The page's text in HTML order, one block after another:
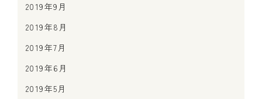
2019年9月
2019年8月
2019年7月
2019年6月
2019年5月